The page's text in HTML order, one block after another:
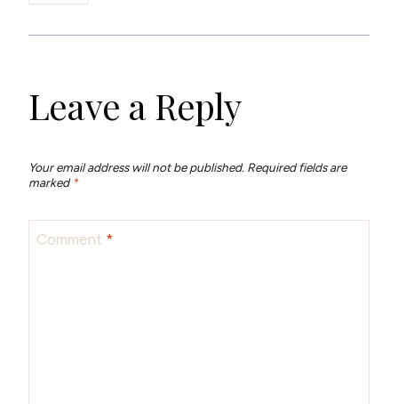
Leave a Reply
Your email address will not be published. Required fields are
marked *
Comment *